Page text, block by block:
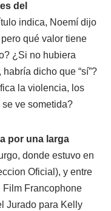
del
indica, Noemí dijo
qué valor tiene
¿Si no hubiera
dicho que “sí”?
la violencia, los
ve sometida?
por una larga
donde estuvo en
Oficial), y entre
Film Francophone
Jurado para Kelly